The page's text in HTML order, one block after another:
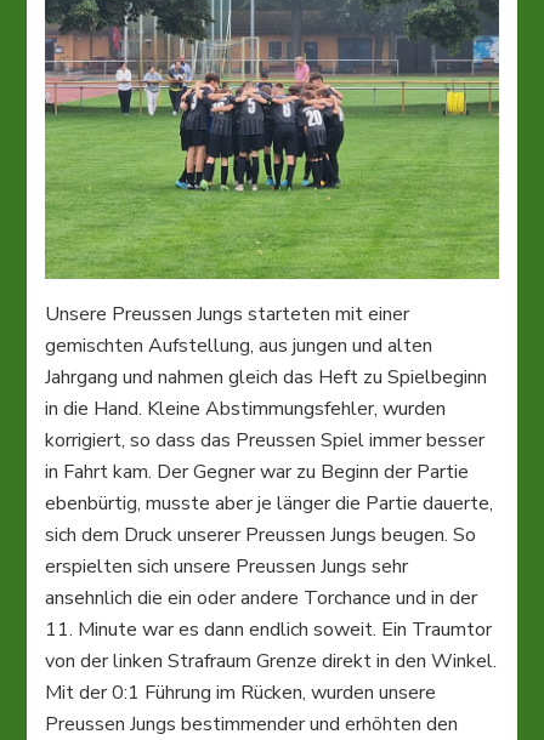
Unsere Preussen Jungs starteten mit einer
gemischten Aufstellung, aus jungen und alten
Jahrgang und nahmen gleich das Heft zu Spielbeginn
in die Hand. Kleine Abstimmungsfehler, wurden
korrigiert, so dass das Preussen Spiel immer besser
in Fahrt kam. Der Gegner war zu Beginn der Partie
ebenbürtig, musste aber je länger die Partie dauerte,
sich dem Druck unserer Preussen Jungs beugen. So
erspielten sich unsere Preussen Jungs sehr
ansehnlich die ein oder andere Torchance und in der
11. Minute war es dann endlich soweit. Ein Traumtor
von der linken Strafraum Grenze direkt in den Winkel.
Mit der 0:1 Führung im Rücken, wurden unsere
Preussen Jungs bestimmender und erhöhten den